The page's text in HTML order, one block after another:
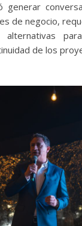
generar
de negocio,
alternativas
de los